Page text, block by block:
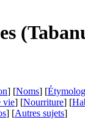
(
] [Noms] [
vie] [Nourriture] [
] [Autres sujets]